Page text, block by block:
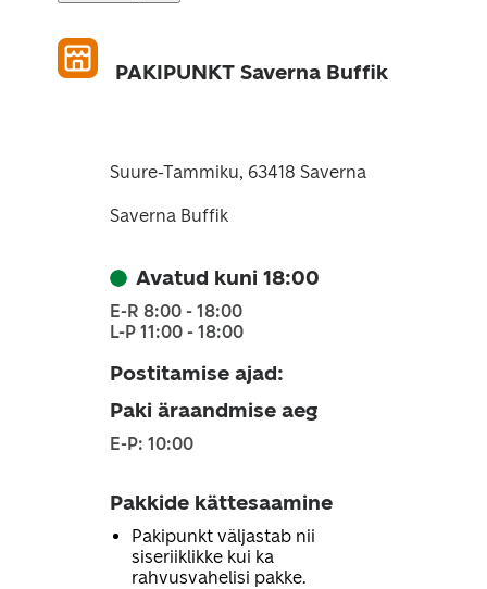
PAKIPUNKT Saverna Buffik
Suure-Tammiku, 63418 Saverna
Saverna Buffik
Avatud kuni 18:00
E-R 8:00 - 18:00
L-P 11:00 - 18:00
Postitamise ajad:
Paki äraandmise aeg
E-P: 10:00
Pakkide kättesaamine
Pakipunkt väljastab nii
siseriiklikke kui ka
rahvusvahelisi pakke.